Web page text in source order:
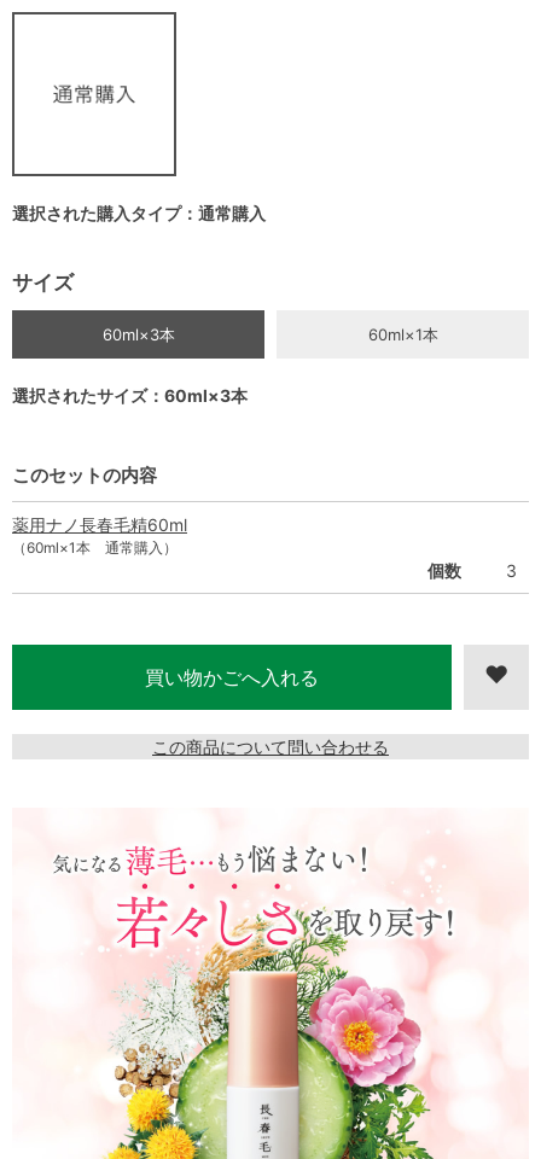
選択された購入タイプ：通常購入
サイズ
60ml×3本 60ml×1本
選択されたサイズ：60ml×3本
このセットの内容
薬用ナノ長春毛精60ml
（60ml×1本 通常購入）
個数 3
この商品について問い合わせる